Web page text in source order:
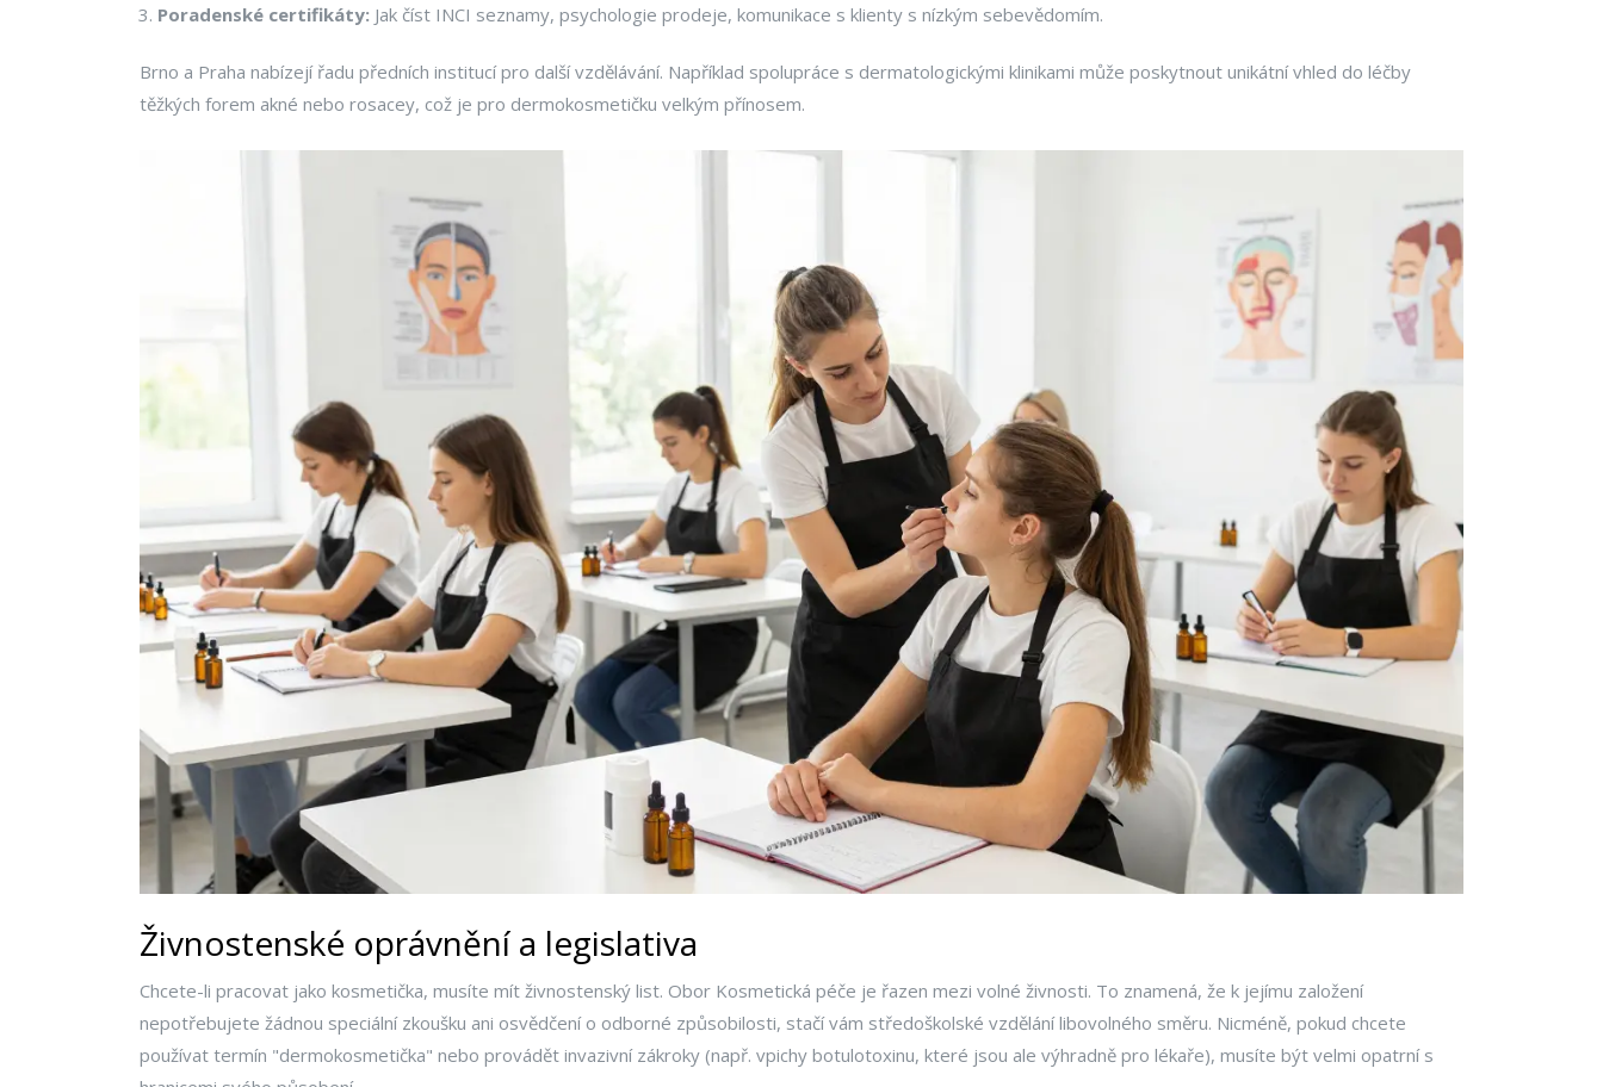
Poradenské certifikáty: Jak číst INCI seznamy, psychologie prodeje, komunikace s klienty s nízkým sebevědomím.
Brno a Praha nabízejí řadu předních institucí pro další vzdělávání. Například spolupráce s dermatologickými klinikami může poskytnout unikátní vhled do léčby
těžkých forem akné nebo rosacey, což je pro dermokosmetičku velkým přínosem.
Živnostenské oprávnění a legislativa
Chcete-li pracovat jako kosmetička, musíte mít živnostenský list. Obor Kosmetická péče je řazen mezi volné živnosti. To znamená, že k jejímu založení
nepotřebujete žádnou speciální zkoušku ani osvědčení o odborné způsobilosti, stačí vám středoškolské vzdělání libovolného směru. Nicméně, pokud chcete
používat termín "dermokosmetička" nebo provádět invazivní zákroky (např. vpichy botulotoxinu, které jsou ale výhradně pro lékaře), musíte být velmi opatrní s